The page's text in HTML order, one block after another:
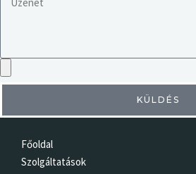
KÜLDÉS
Főoldal
Szolgáltatások